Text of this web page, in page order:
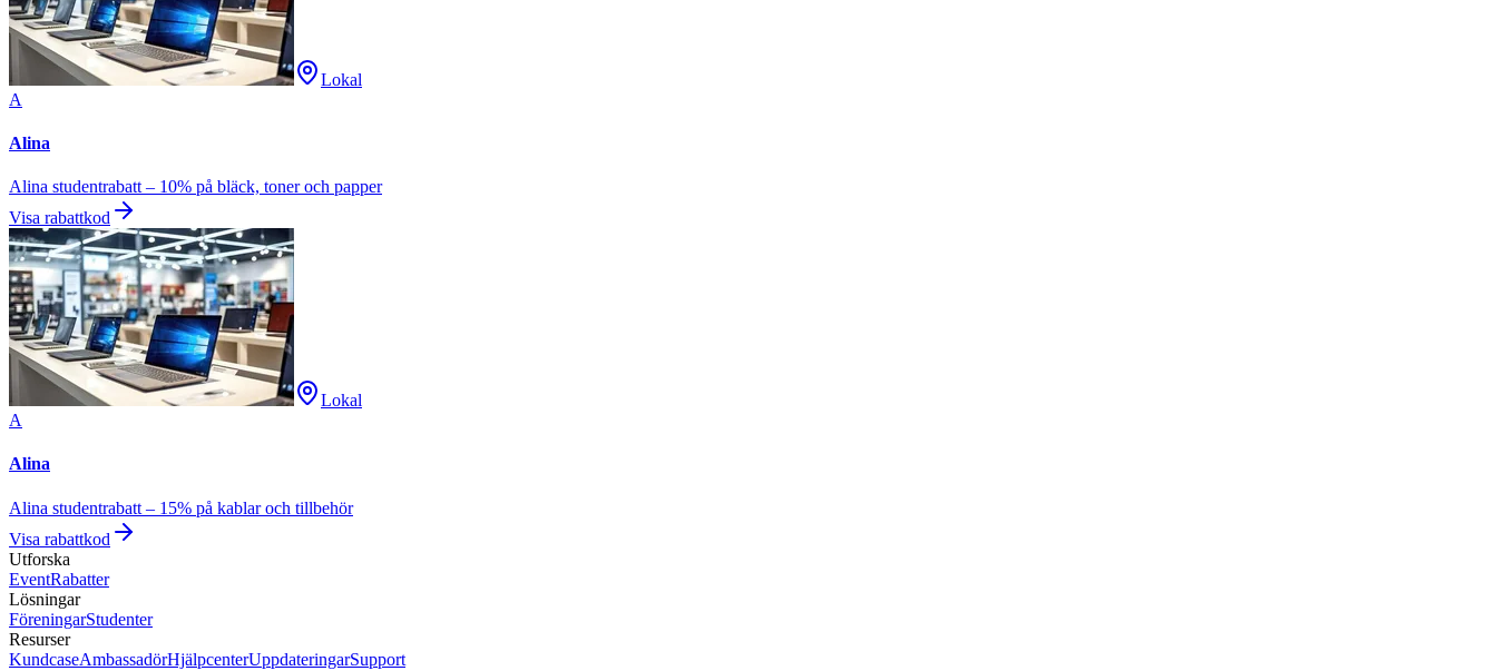
Lokal
A
Alina
Alina studentrabatt – 10% på bläck, toner och papper
Visa rabattkod
Lokal
A
Alina
Alina studentrabatt – 15% på kablar och tillbehör
Visa rabattkod
Utforska
EventRabatter
Lösningar
FöreningarStudenter
Resurser
KundcaseAmbassadörHjälpcenterUppdateringarSupport